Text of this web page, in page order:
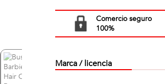
Comercio seguro
100%
Marca / licencia